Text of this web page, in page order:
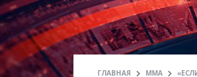
ГЛАВНАЯ ММА